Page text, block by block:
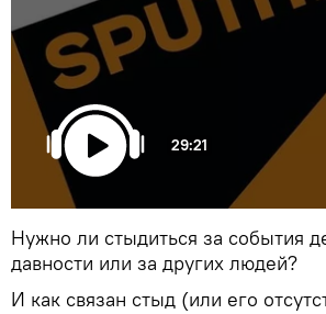
29:21
Нужно ли стыдиться за события
давности или за других людей?
И как связан стыд (или его